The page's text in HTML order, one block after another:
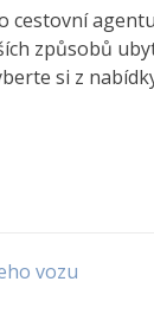
způsobů
si z
vozu